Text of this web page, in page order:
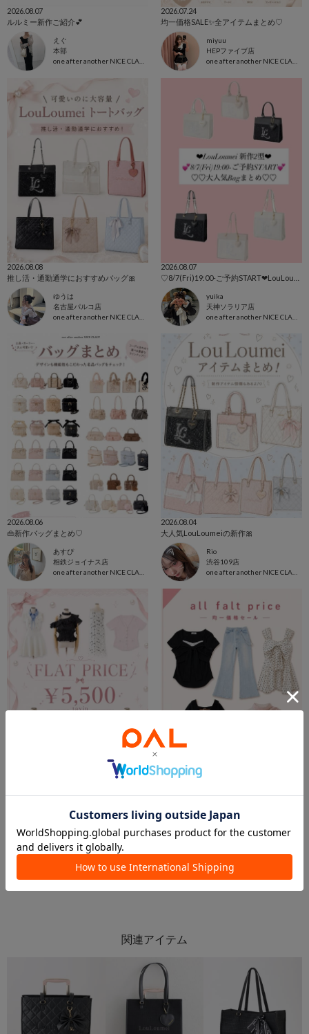
2026.08.07
ルルミー新作ご紹介︎💕︎
えぐ
本部
2026.07.24
均一価格SALE✨全アイテムまとめ♡
miyuu
HEPファイブ店
2026.08.08
推し活・通勤通学におすすめバッグ🎀
ゆうは
名古屋パルコ店
2026.08.07
yuika
天神ソラリア店
2026.08.06
👜新作バッグまとめ♡
あすぴ
相鉄ジョイナス店
2026.08.04
大人気LouLoumeiの新作🎀
Rio
渋谷109店
池袋ルミネ店
2026.07.23
河原町OPA